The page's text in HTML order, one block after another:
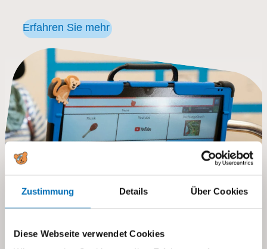
Zustimmung Details Über Cookies
Diese Webseite verwendet Cookies
Erfahren Sie mehr